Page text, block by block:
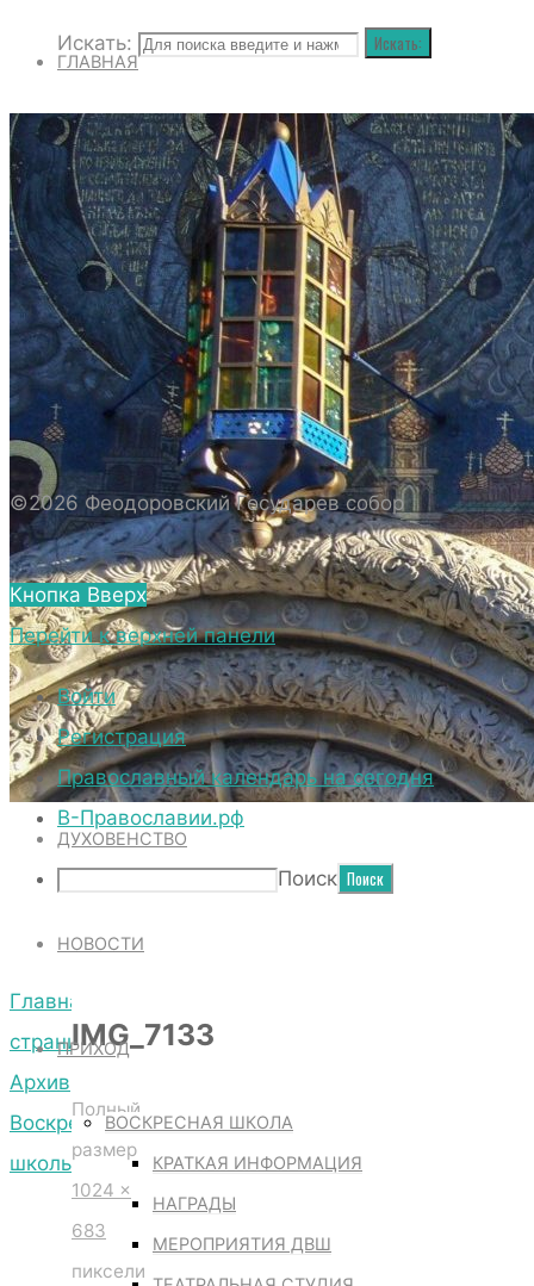
Искать: Искать:
ГЛАВНАЯ
О СОБОРЕ
ИСТОРИЯ СОБОРА
ИСТОРИЯ ФЕОДОРОВСКОГО ГОСУДАРЕВА
СОБОРА
ПОЛОЖЕНИЕ И ВНУТРЕННИЙ
РАСПОРЯДОК СОБОРА
БИОГРАФИЧЕСКИЕ ДАННЫЕ
СВЯЩЕННОСЛУЖИТЕЛЕЙ СОБОРА.
ВНЕШНИЙ ВИД
ВНЕШНИЙ ВИД СОБОРА
ВЕРХНИЙ ХРАМ ФЕОДОРОВСКОГО
ГОСУДАРЕВА СОБОРА
НИЖНИЙ ХРАМ ФЕОДОРОВСКОГО
ГОСУДАРЕВА СОБОРА
ТЕРРИТОРИЯ СОБОРА
ДУХОВЕНСТВО
НОВОСТИ
ПРИХОД
ВОСКРЕСНАЯ ШКОЛА
КРАТКАЯ ИНФОРМАЦИЯ
НАГРАДЫ
МЕРОПРИЯТИЯ ДВШ
IMG_7133
Главная
страница
Архив
Воскресной
школы
IMG_7133
IMG_7133
Полный
размер
1024 ×
683
пиксели
©2026 Феодоровский Государев собор
Кнопка Вверх
Перейти к верхней панели
Войти
Регистрация
Православный календарь на сегодня
В-Православии.рф
Поиск